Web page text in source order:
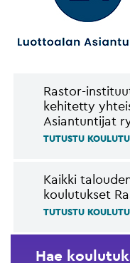
Rastor-
kehitetty
Asiantuntijat
TUTUSTU
Kaikki
koulutukset
TUTUSTU
Hae